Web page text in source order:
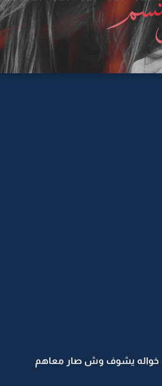
خواله يشوف وش صار معاهم